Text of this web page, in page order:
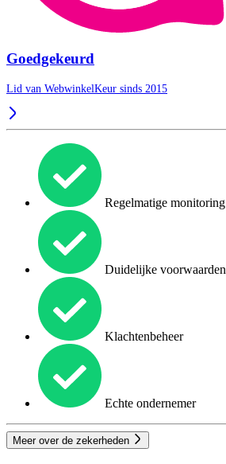
Goedgekeurd
Lid van WebwinkelKeur sinds 2015
Regelmatige monitoring
Duidelijke voorwaarden
Klachtenbeheer
Echte ondernemer
Meer over de zekerheden